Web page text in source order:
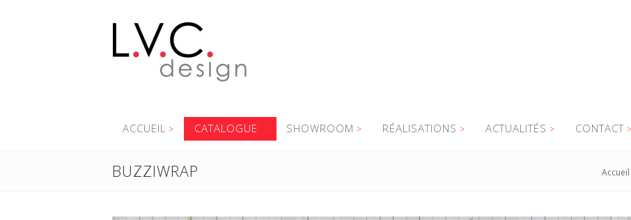
ACCUEIL CATALOGUE SHOWROOM RÉALISATIONS ACTUALITÉS CONTACT
BUZZIWRAP Accueil